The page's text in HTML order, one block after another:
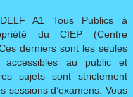
A1 Tous Publics à
du CIEP (Centre
derniers sont les seules
au public et
sujets sont strictement
sessions d’examens. Vous